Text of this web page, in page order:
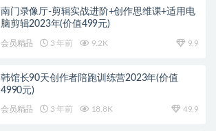
南门录像厅-剪辑实战进阶+创作思维课+适用电
脑剪辑2023年(价值499元)
会员精品 3 年前 9.2K 9.9
韩馆长90天创作者陪跑训练营2023年(价值
4990元)
会员精品 3 年前 18.8K 49.9